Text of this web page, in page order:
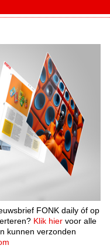
FONK daily óf op
Klik hier voor alle
kunnen verzonden